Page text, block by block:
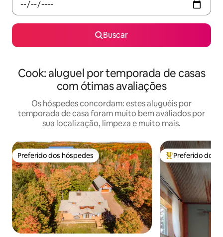
Buscar
Cook: aluguel por temporada de casas
com ótimas avaliações
Os hóspedes concordam: estes aluguéis por
temporada de casa foram muito bem avaliados por
sua localização, limpeza e muito mais.
Preferido dos hóspedes
Preferido dos hóspedes Entre os
Preferido dos